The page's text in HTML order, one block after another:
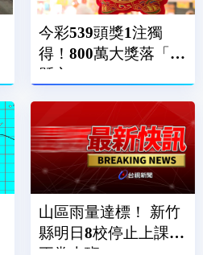
今彩539頭獎1注獨
得！800萬大獎落「這
縣市」
山區雨量達標！ 新竹
縣明日8校停止上課、